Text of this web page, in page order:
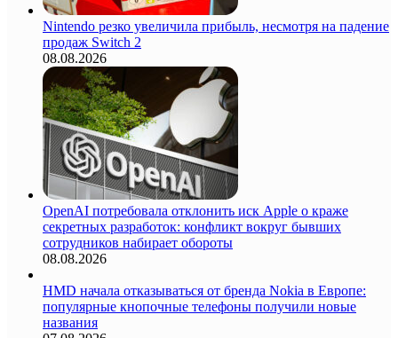
Nintendo резко увеличила прибыль, несмотря на падение
продаж Switch 2
08.08.2026
OpenAI потребовала отклонить иск Apple о краже
секретных разработок: конфликт вокруг бывших
сотрудников набирает обороты
08.08.2026
HMD начала отказываться от бренда Nokia в Европе:
популярные кнопочные телефоны получили новые
названия